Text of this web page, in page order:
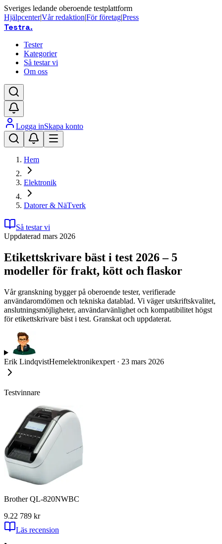
Sveriges ledande oberoende testplattform
Hjälpcenter|Vår redaktion|För företag|Press
Testra.
Tester
Kategorier
Så testar vi
Om oss
Logga inSkapa konto
Hem
Elektronik
Datorer & NäTverk
Så testar vi
Uppdaterad mars 2026
Etikettskrivare bäst i test 2026 – 5
modeller för frakt, kött och flaskor
Vår granskning bygger på oberoende tester, verifierade
användaromdömen och tekniska datablad. Vi väger utskriftskvalitet,
anslutningsmöjligheter, användarvänlighet och kompatibilitet högst
för etikettskrivare bäst i test. Granskat och uppdaterat.
Erik LindqvistHemelektronikexpert · 23 mars 2026
Testvinnare
Brother QL-820NWBC
9.22 789 kr
Läs recension